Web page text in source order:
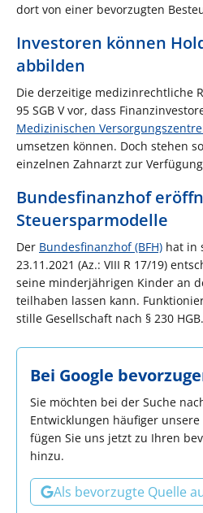
dort von einer bevorzugten
Investoren können
abbilden
Die derzeitige medizinrechtliche
95 SGB V vor, dass
Medizinischen
umsetzen können. Doch stehen
einzelnen Zahnarzt zur
Bundesfinanzhof
Steuersparmodelle
Der Bundesfinanzhof (BFH) hat in
23.11.2021 (Az.: VIII R 17/19)
seine minderjährigen Kinder an
teilhaben lassen kann.
stille Gesellschaft nach § 230 HGB.
Bei Google
Sie möchten bei der Suche
Entwicklungen häufiger unsere
fügen Sie uns jetzt zu Ihren
hinzu.
Als bevorzugte Quelle